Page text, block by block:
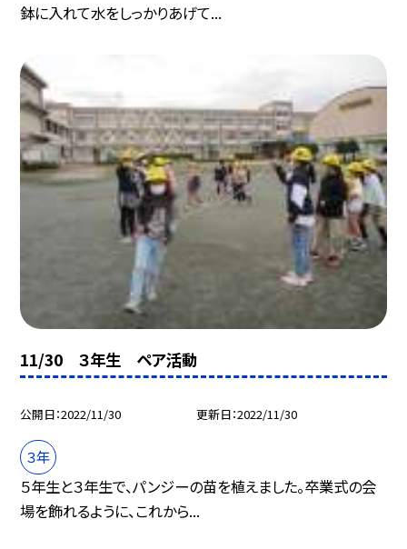
鉢に入れて水をしっかりあげて...
11/30 ３年生 ペア活動
公開日 2022/11/30 更新日 2022/11/30
３年
５年生と３年生で、パンジーの苗を植えました。卒業式の会
場を飾れるように、これから...